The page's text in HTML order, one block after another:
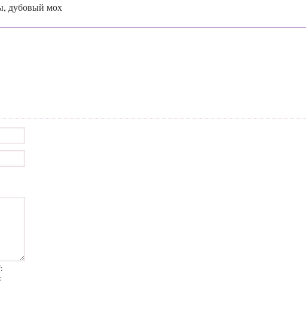
дубовый мох